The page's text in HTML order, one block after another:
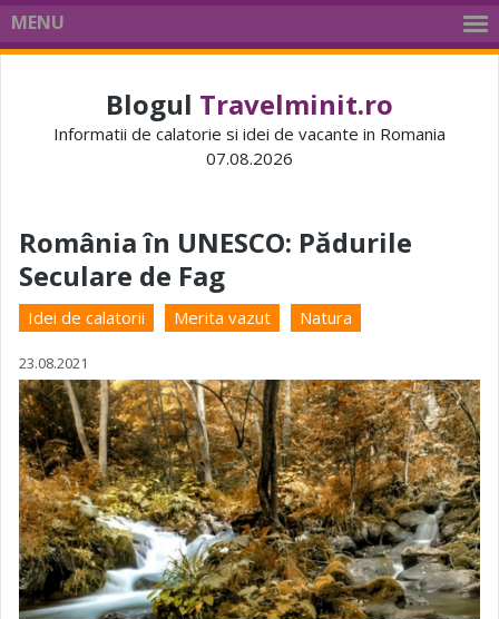
MENU
Blogul Travelminit.ro
Informatii de calatorie si idei de vacante in Romania
07.08.2026
România în UNESCO: Pădurile
Seculare de Fag
Idei de calatorii Merita vazut Natura
23.08.2021